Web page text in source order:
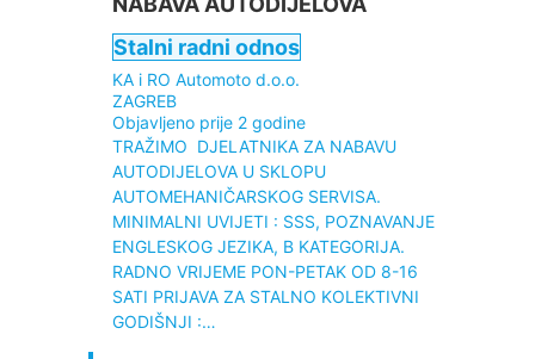
Stalni radni odnos
KA i RO Automoto d.o.o.
ZAGREB
Objavljeno prije 2 godine
TRAŽIMO DJELATNIKA ZA NABAVU
AUTODIJELOVA U SKLOPU
AUTOMEHANIČARSKOG SERVISA.
MINIMALNI UVIJETI : SSS, POZNAVANJE
ENGLESKOG JEZIKA, B KATEGORIJA.
RADNO VRIJEME PON-PETAK OD 8-16
SATI PRIJAVA ZA STALNO KOLEKTIVNI
GODIŠNJI :…